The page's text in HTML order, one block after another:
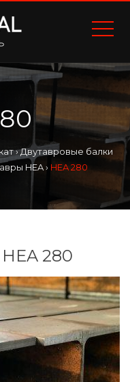
›Двутавровые балки
HEA › HEA 280
280